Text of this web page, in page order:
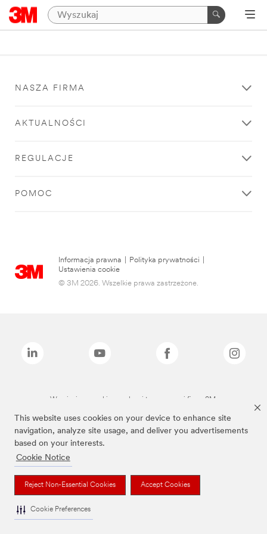
This website uses cookies on your device to enhance site
navigation, analyze site usage, and deliver you advertisements
based on your interests.
Cookie Notice
Reject Non-Essential Cookies Accept Cookies
Cookie Preferences
NASZA FIRMA
AKTUALNOŚCI
REGULACJE
POMOC
Informacja prawna Polityka prywatności
Ustawienia cookie
© 3M 2026. Wszelkie prawa zastrzeżone.
Wymienione marki są znakami towarowymi firmy 3M.